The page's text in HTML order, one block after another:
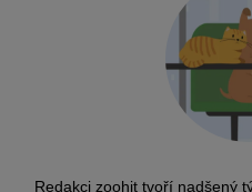
Redakci zoohit tvoří nadšený